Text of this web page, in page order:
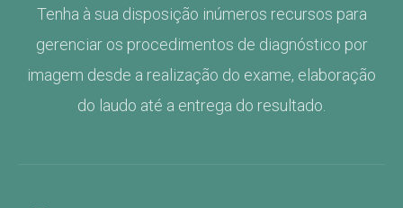
Tenha à sua disposição inúmeros recursos para
gerenciar os procedimentos de diagnóstico por
imagem desde a realização do exame, elaboração
do laudo até a entrega do resultado.